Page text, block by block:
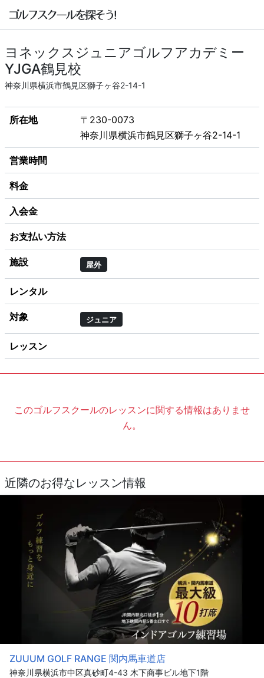
ヨネックスジュニアゴルフアカデミー
YJGA鶴見校
神奈川県横浜市鶴見区獅子ヶ谷2-14-1
所在地
〒230-0073
神奈川県横浜市鶴見区獅子ヶ谷2-14-1
営業時間
料金
入会金
お支払い方法
施設 屋外
レンタル
対象 ジュニア
レッスン
このゴルフスクールのレッスンに関する情報はありませ
ん。
近隣のお得なレッスン情報
ZUUUM GOLF RANGE 関内馬車道店
神奈川県横浜市中区真砂町4-43 木下商事ビル地下1階